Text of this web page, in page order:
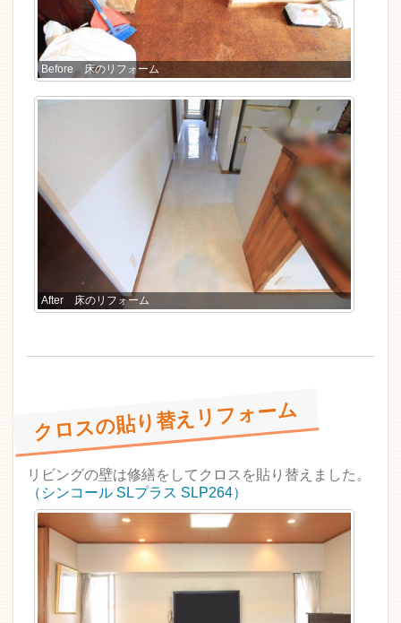
Before 床のリフォーム
After 床のリフォーム
クロスの貼り替えリフォーム
リビングの壁は修繕をしてクロスを貼り替えました。
（シンコール SLプラス SLP264）